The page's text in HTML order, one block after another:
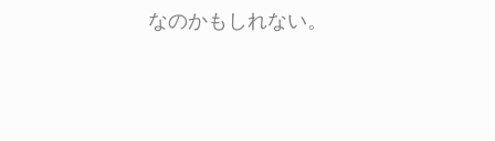
なのかもしれない。